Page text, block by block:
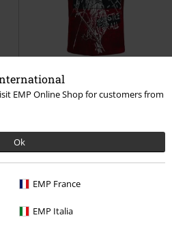
EMP Online Shop for customers from
Ok
EMP France
EMP Italia
rek-pris Från
Från389:-
Metallica
T-shirt